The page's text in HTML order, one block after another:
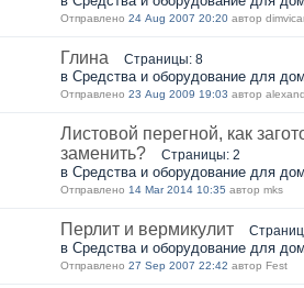
Отправлено 24 Aug 2007 20:20 автор
Глина Страницы: 8
в Средства и оборудование для
Отправлено 23 Aug 2009 19:03 автор
Листовой перегной, как
заменить?
Страницы: 2
в Средства и оборудование для
Отправлено 14 Mar 2014 10:35 автор mks
Перлит и вермикулит
в Средства и оборудование для
Отправлено 27 Sep 2007 22:42 автор Fest